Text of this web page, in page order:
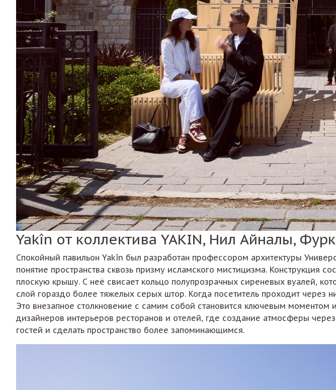
Yakîn от коллектива YAKIN, Нил Айналы,
Спокойный павильон Yakîn был разработан профессором архитектуры
понятие пространства сквозь призму исламского мистицизма. Конструкция
плоскую крышу. С неё свисает кольцо полупрозрачных сиреневых вуалей,
слой гораздо более тяжелых серых штор. Когда посетитель проходит через
Это внезапное столкновение с самим собой становится ключевым
дизайнеров интерьеров ресторанов и отелей, где создание атмосферы
гостей и сделать пространство более запоминающимся.